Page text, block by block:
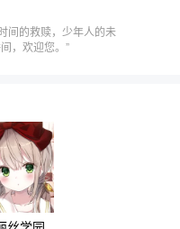
（抹额给你，兔子给
当我的道侣） 蓝涣，字
法器：裂冰箫 （从我救
间的救赎，少年人的未
，欢迎您。”